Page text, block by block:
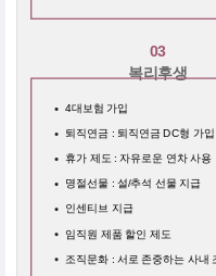
03
복리후생
4대보험 가입
퇴직연금 : 퇴직연금 DC형 가
휴가 제도 : 자유로운 연차 사용
명절선물 : 설/추석 선물 지급
인센티브 지급
임직원 제품 할인 제도
조직문화 : 서로 존중하는 사내